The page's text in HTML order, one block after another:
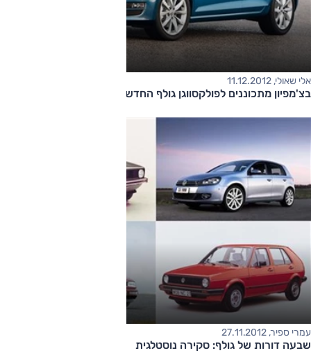
אלי שאולי, 11.12.2012
בצ'מפיון מתכוננים לפולקסווגן גולף החדשה
עמרי ספיר, 27.11.2012
שבעה דורות של גולף: סקירה נוסטלגית